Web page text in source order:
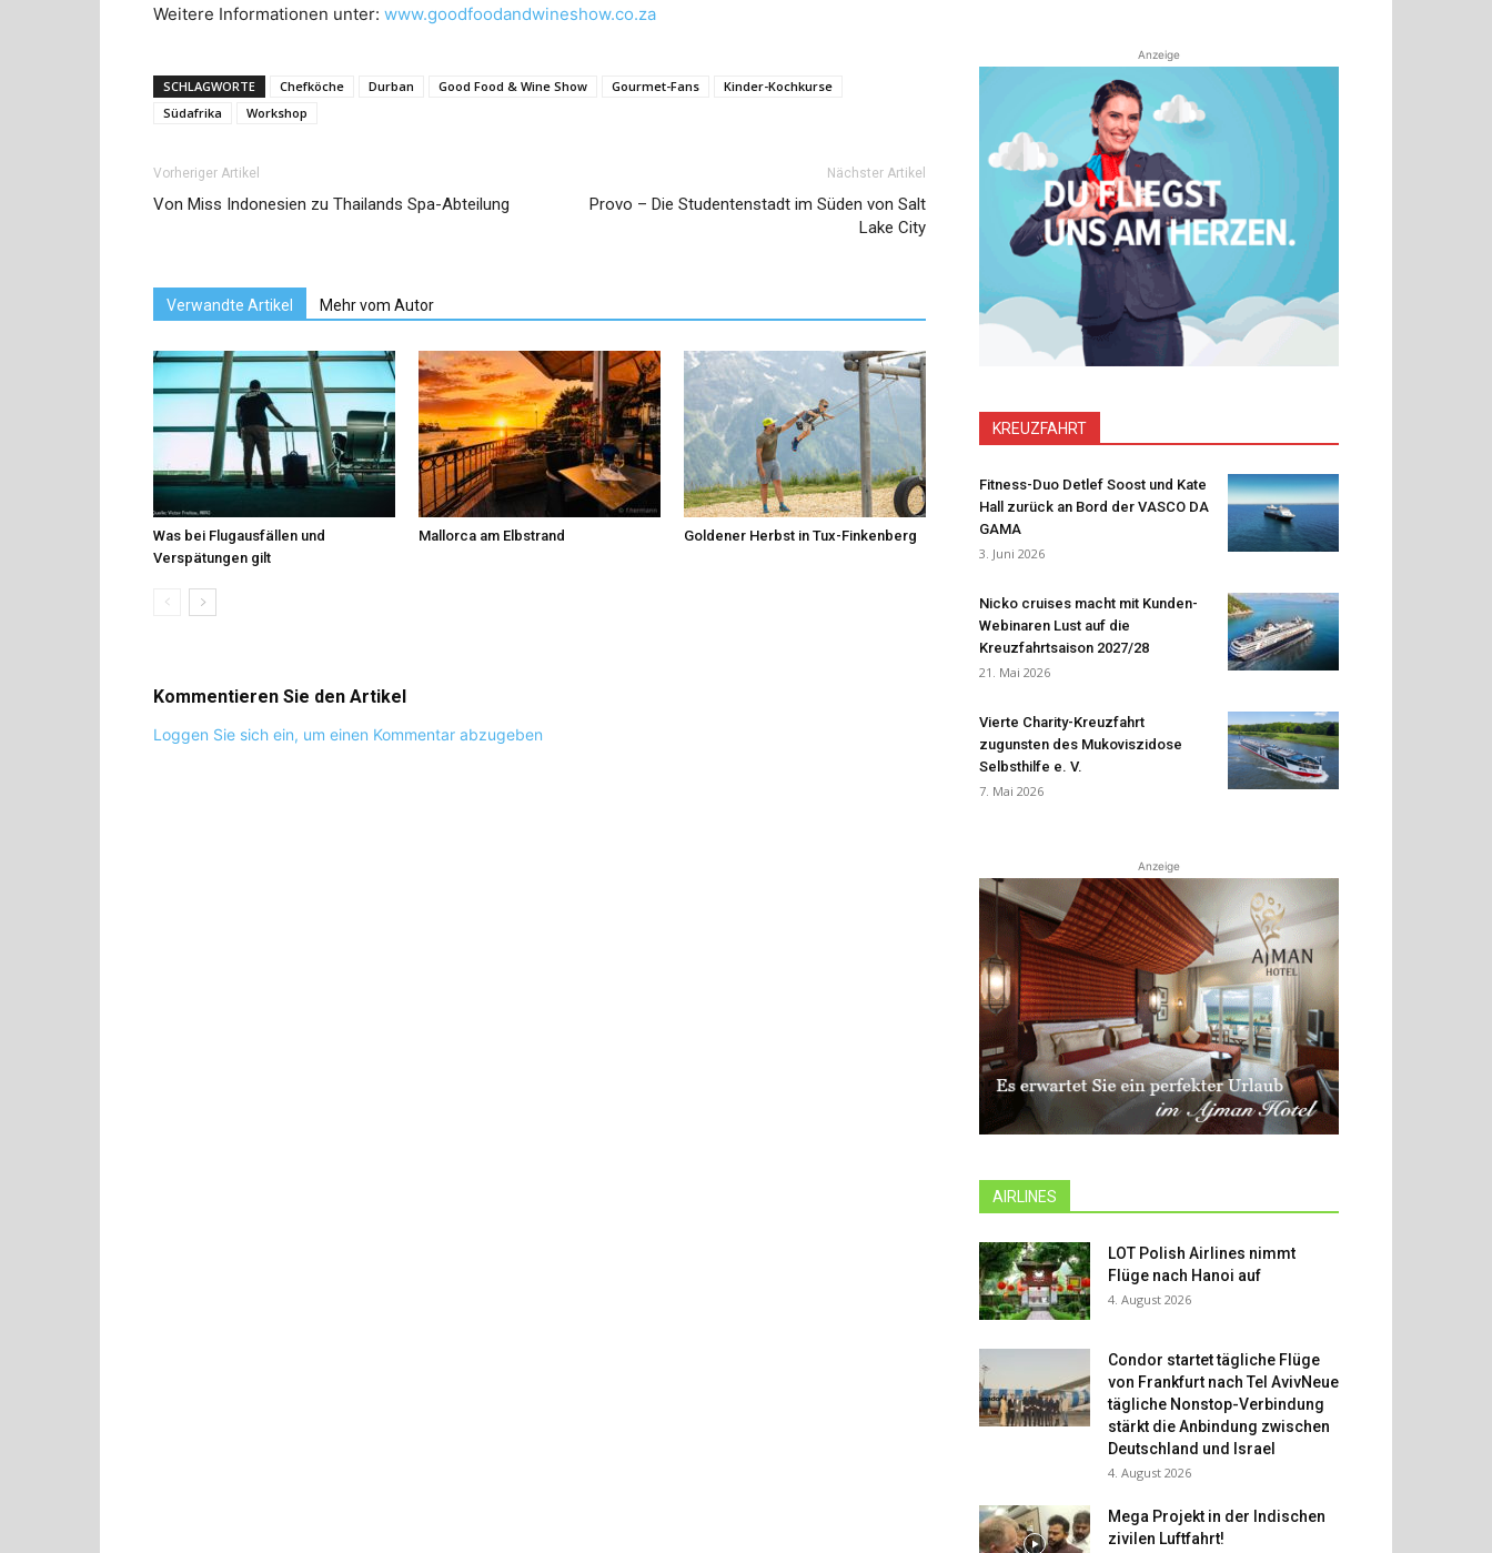
Weitere Informationen unter: www.goodfoodandwineshow.co.za
SCHLAGWORTE Chefköche Durban Good Food & Wine Show Gourmet-Fans
Kinder-Kochkurse
Südafrika
Workshop
Vorheriger Artikel
Von Miss Indonesien zu Thailands Spa-Abteilung
Nächster Artikel
Provo – Die Studentenstadt im Süden von Salt
Lake City
Verwandte Artikel Mehr vom Autor
Was bei Flugausfällen und
Verspätungen gilt
Mallorca am Elbstrand Goldener Herbst in Tux-Finkenberg
Kommentieren Sie den Artikel
Loggen Sie sich ein, um einen Kommentar abzugeben
Anzeige
KREUZFAHRT
Fitness-Duo Detlef Soost und Kate
Hall zurück an Bord der VASCO DA
GAMA
3. Juni 2026
Nicko cruises macht mit Kunden-
Webinaren Lust auf die
Kreuzfahrtsaison 2027/28
21. Mai 2026
Vierte Charity-Kreuzfahrt
zugunsten des Mukoviszidose
Selbsthilfe e. V.
7. Mai 2026
Anzeige
AIRLINES
LOT Polish Airlines nimmt
Flüge nach Hanoi auf
4. August 2026
Condor startet tägliche Flüge
von Frankfurt nach Tel AvivNeue
tägliche Nonstop-Verbindung
stärkt die Anbindung zwischen
Deutschland und Israel
4. August 2026
Mega Projekt in der Indischen
zivilen Luftfahrt!